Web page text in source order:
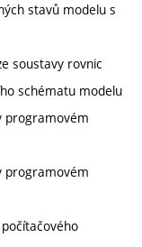
stavů modelu s
soustavy rovnic
schématu modelu
programovém
programovém